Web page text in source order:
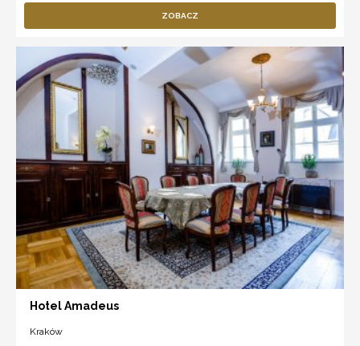
ZOBACZ
Hotel Amadeus
Kraków